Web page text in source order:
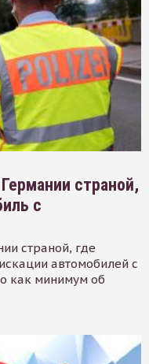
страной,
с
страной, где
автомобилей с
как минимум об